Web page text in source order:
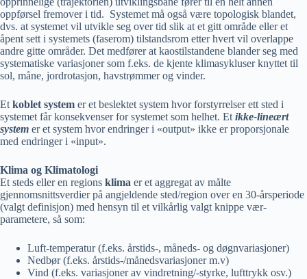
oppførsel fremover i tid. Systemet må også være topologisk blandet,
dvs. at systemet vil utvikle seg over tid slik at et gitt område eller et
åpent sett i systemets (faserom) tilstandsrom etter hvert vil overlappe
andre gitte områder. Det medfører at kaostilstandene blander seg med
systematiske variasjoner som f.eks. de kjente klimasykluser knyttet til
sol, måne, jordrotasjon, havstrømmer og vinder.
Et koblet system er et beslektet system hvor forstyrrelser ett sted i
systemet får konsekvenser for systemet som helhet. Et ikke-lineært
system er et system hvor endringer i «output» ikke er proporsjonale
med endringer i «input».
Klima og Klimatologi
Et steds eller en regions klima er et aggregat av målte
gjennomsnittsverdier på angjeldende sted/region over en 30-årsperiode
(valgt definisjon) med hensyn til et vilkårlig valgt knippe vær-
parametere, så som:
Luft-temperatur (f.eks. årstids-, måneds- og døgnvariasjoner)
Nedbør (f.eks. årstids-/månedsvariasjoner m.v)
Vind (f.eks. variasjoner av vindretning/-styrke, lufttrykk osv.)